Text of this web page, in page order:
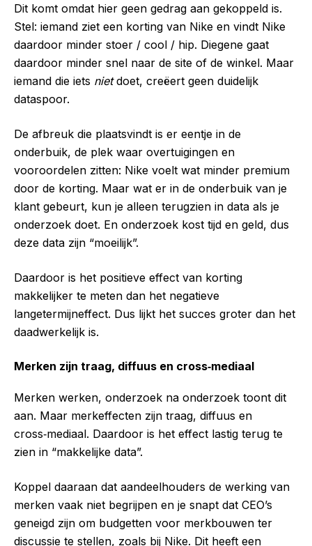
Dit komt omdat hier geen gedrag aan gekoppeld is.
Stel: iemand ziet een korting van Nike en vindt Nike
daardoor minder stoer / cool / hip. Diegene gaat
daardoor minder snel naar de site of de winkel. Maar
iemand die iets nietdoet, creëert geen duidelijk
dataspoor.
De afbreuk die plaatsvindt is er eentje in de
onderbuik, de plek waar overtuigingen en
vooroordelen zitten: Nike voelt wat minder premium
door de korting. Maar wat er in de onderbuik van je
klant gebeurt, kun je alleen terugzien in data als je
onderzoek doet. En onderzoek kost tijd en geld, dus
deze data zijn “moeilijk”.
Daardoor is het positieve effect van korting
makkelijker te meten dan het negatieve
langetermijneffect. Dus lijkt het succes groter dan het
daadwerkelijk is.
Merken zijn traag, diffuus en cross‑mediaal
Merken werken, onderzoek na onderzoek toont dit
aan. Maar merkeffecten zijn traag, diffuus en
cross‑mediaal. Daardoor is het effect lastig terug te
zien in “makkelijke data”.
Koppel daaraan dat aandeelhouders de werking van
merken vaak niet begrijpen en je snapt dat CEO’s
geneigd zijn om budgetten voor merkbouwen ter
discussie te stellen, zoals bij Nike. Dit heeft een